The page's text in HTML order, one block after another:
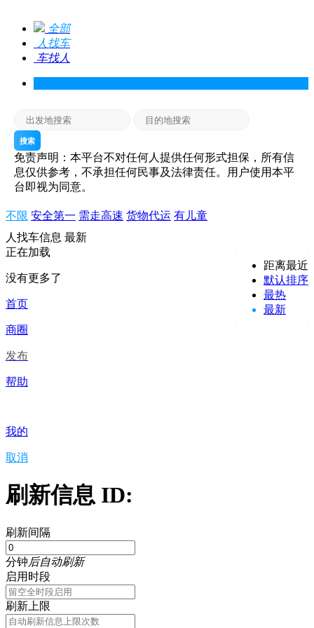
全部
人找车
车找人
搜索
免责声明：本平台不对任何人提供任何形式担保，所有信
息仅供参考，不承担任何民事及法律责任。用户使用本平
台即视为同意。
不限 安全第一 需走高速 货物代运 有儿童
人找车信息 最新
距离最近
默认排序
最热
最新
正在加载
没有更多了
首页
商圈
发布
帮助
我的
取消
刷新信息 ID:
刷新间隔
分钟后自动刷新
启用时段
刷新上限